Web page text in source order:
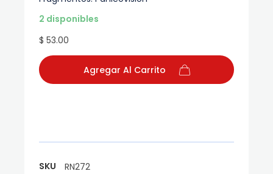
$ 53.00
2 disponibles
Agregar Al Carrito
SKU RN272